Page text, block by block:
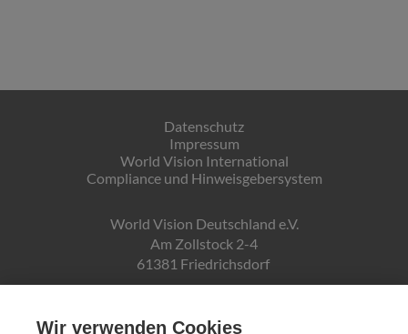
Datenschutz
Impressum
World Vision International
Compliance und Hinweisgebersystem
World Vision Deutschland e.V.
Am Zollstock 2-4
61381 Friedrichsdorf
DE19ZZZ00000150171
Wir verwenden Cookies